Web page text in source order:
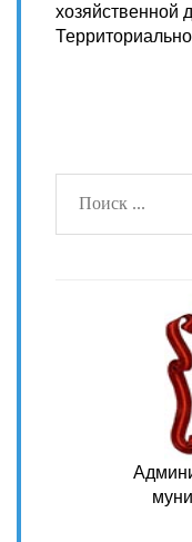
хозяйственной